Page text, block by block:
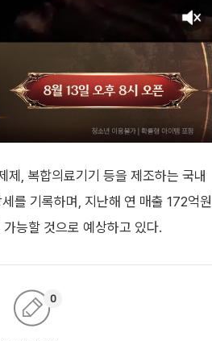
, 복합의료기기 등을 제조하는 국내
를 기록하며, 지난해 연 매출 172억원
능할 것으로 예상하고 있다.
0